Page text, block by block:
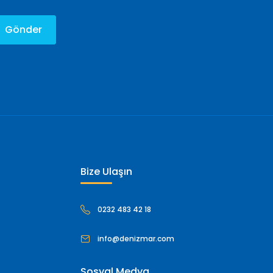
Gönder
Bize Ulaşın
0232 483 42 18
info@denizmar.com